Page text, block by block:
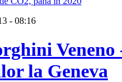
- 08:16
Veneno
la Geneva